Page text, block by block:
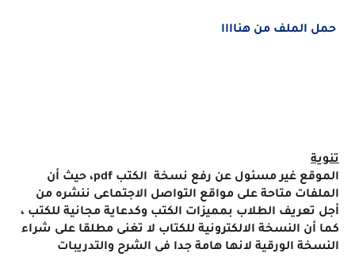
حمل الملف من هناااا
تنوية
الموقع غير مسئول عن رفع نسخة الكتب pdf، حيث أن
الملفات متاحة على مواقع التواصل الاجتماعى ننشره من
أجل تعريف الطلاب بمميزات الكتب وكدعاية مجانية للكتب ،
كما أن النسخة الالكترونية للكتاب لا تغنى مطلقا على شراء
النسخة الورقية لانها هامة جدا فى الشرح والتدريبات